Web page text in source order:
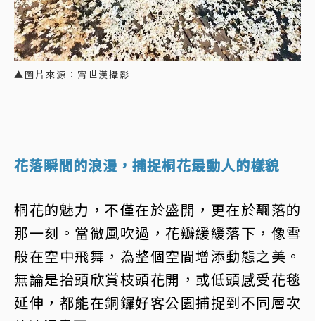
▲圖片來源：甯世漢攝影
花落瞬間的浪漫，捕捉桐花最動人的樣貌
桐花的魅力，不僅在於盛開，更在於飄落的
那一刻。當微風吹過，花瓣緩緩落下，像雪
般在空中飛舞，為整個空間增添動態之美。
無論是抬頭欣賞枝頭花開，或低頭感受花毯
延伸，都能在銅鑼好客公園捕捉到不同層次